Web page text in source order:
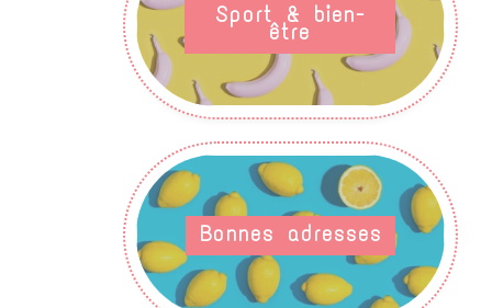
Sport & bien-
être
Bonnes adresses